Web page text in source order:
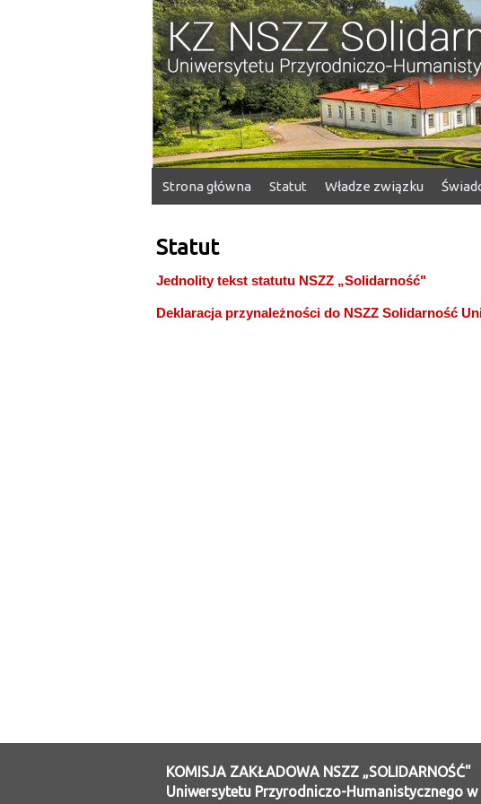
KZ NSZZ Solidarność
Strona główna Statut Władze związku
Statut
Jednolity tekst statutu NSZZ „Solidarność"
Deklaracja przynależności do NSZZ Solidarność
KOMISJA ZAKŁADOWA NSZZ „SOLIDARNOŚĆ"
Uniwersytetu Przyrodniczo-Humanistycznego w